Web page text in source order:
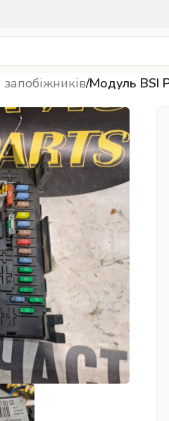
/Модуль BSI